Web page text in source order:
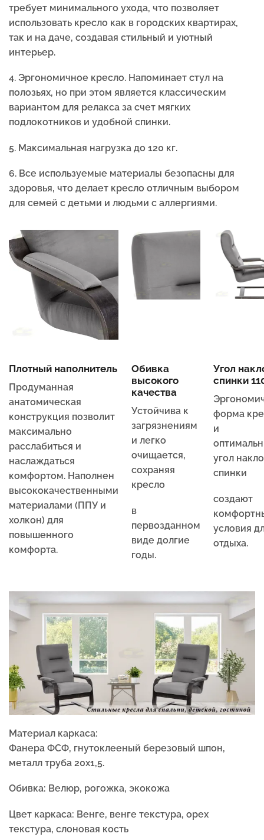
требует минимального ухода, что позволяет
использовать кресло как в городских квартирах,
так и на даче, создавая стильный и уютный
интерьер.
4. Эргономичное кресло. Напоминает стул на
полозьях, но при этом является классическим
вариантом для релакса за счет мягких
подлокотников и удобной спинки.
5. Максимальная нагрузка до 120 кг.
6. Все используемые материалы безопасны для
здоровья, что делает кресло отличным выбором
для семей с детьми и людьми с аллергиями.
Плотный наполнитель
Продуманная
анатомическая
конструкция позволит
максимально
расслабиться и
наслаждаться
комфортом. Наполнен
высококачественными
материалами (ППУ и
холкон) для
повышенного
комфорта.
Обивка
высокого
качества
Устойчива к
загрязнениям
и легко
очищается,
сохраняя
кресло
в
первозданном
виде долгие
годы.
Угол
спинки
форма
и
угол
спинки
создают
условия
отдыха.
Материал каркаса:
Фанера ФСФ, гнутоклееный березовый шпон,
металл труба 20х1,5.
Обивка: Велюр, рогожка, экокожа
Цвет каркаса: Венге, венге текстура, орех
текстура, слоновая кость